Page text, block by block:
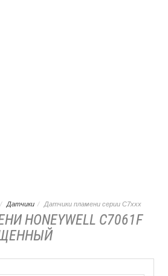
Датчики Датчики пламени серии C7xxx
HONEYWELL C7061F